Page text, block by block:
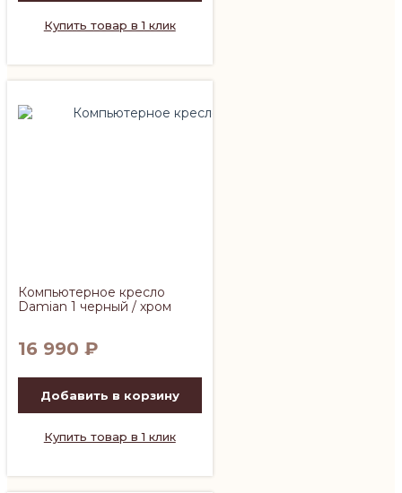
Купить товар в 1 клик
Компьютерное кресло
Damian 1 черный / хром
16 990 ₽
Добавить в корзину
Купить товар в 1 клик